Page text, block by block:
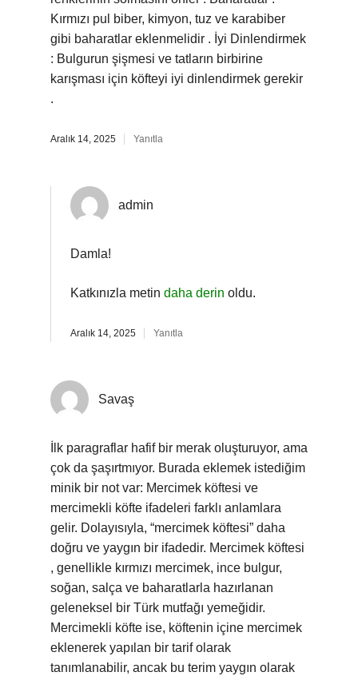
Kırmızı pul biber, kimyon, tuz ve karabiber
gibi baharatlar eklenmelidir . İyi Dinlendirmek
: Bulgurun şişmesi ve tatların birbirine
karışması için köfteyi iyi dinlendirmek gerekir
.
Aralık 14, 2025 Yanıtla
admin
Damla!
Katkınızla metin daha derin oldu.
Aralık 14, 2025 Yanıtla
Savaş
İlk paragraflar hafif bir merak oluşturuyor, ama
çok da şaşırtmıyor. Burada eklemek istediğim
minik bir not var: Mercimek köftesi ve
mercimekli köfte ifadeleri farklı anlamlara
gelir. Dolayısıyla, “mercimek köftesi” daha
doğru ve yaygın bir ifadedir. Mercimek köftesi
, genellikle kırmızı mercimek, ince bulgur,
soğan, salça ve baharatlarla hazırlanan
geleneksel bir Türk mutfağı yemeğidir.
Mercimekli köfte ise, köftenin içine mercimek
eklenerek yapılan bir tarif olarak
tanımlanabilir, ancak bu terim yaygın olarak